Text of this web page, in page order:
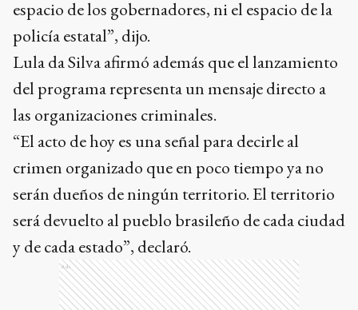
espacio de los gobernadores, ni el espacio de la
policía estatal”, dijo.
Lula da Silva afirmó además que el lanzamiento
del programa representa un mensaje directo a
las organizaciones criminales.
“El acto de hoy es una señal para decirle al
crimen organizado que en poco tiempo ya no
serán dueños de ningún territorio. El territorio
será devuelto al pueblo brasileño de cada ciudad
y de cada estado”, declaró.
Ads